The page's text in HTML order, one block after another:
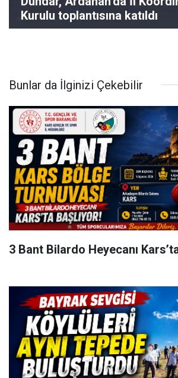
Kurulu toplantısına katıldı
Bunlar da İlginizi Çekebilir
3 Bant Bilardo Heyecanı